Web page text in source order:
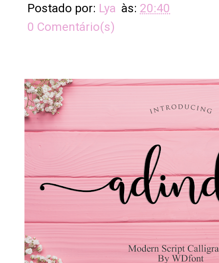
Postado por: Lya às: 20:40
0 Comentário(s)